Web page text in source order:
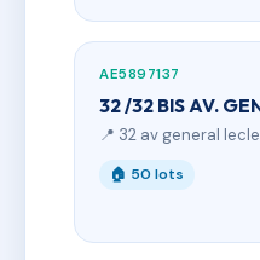
AE5897137
32 /32 BIS AV.
📍 32 av general
🏠 50 lots